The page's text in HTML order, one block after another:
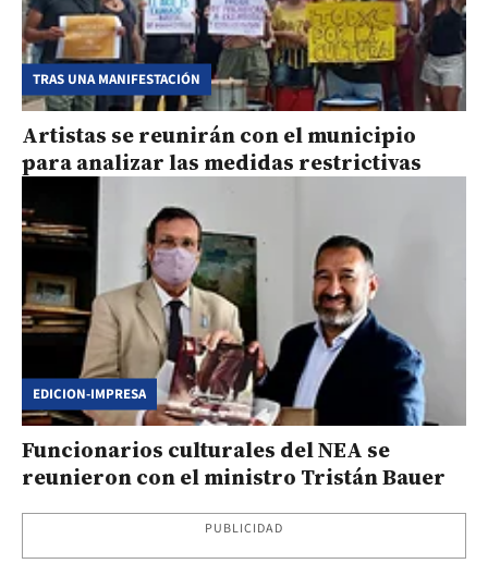
TRAS UNA MANIFESTACIÓN
Artistas se reunirán con el municipio
para analizar las medidas restrictivas
EDICION-IMPRESA
Funcionarios culturales del NEA se
reunieron con el ministro Tristán Bauer
PUBLICIDAD